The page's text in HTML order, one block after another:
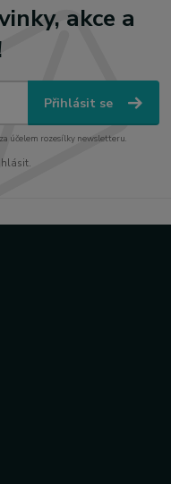
akce a
Přihlásit se
účelem rozesílky newsletteru.